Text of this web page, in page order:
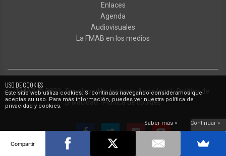
USO DE COOKIES
Este sitio web utiliza cookies. Si continúas navegando consideramos que
aceptas su uso. Para más información, puedes ver nuestra política de
privacidad y cookies.
Saber más » Continuar »
Enlaces
Agenda
Audiovisuales
La FMAB en los medios
FMAB© 2023·Developed byIxotype·Aviso legal·Política de
privacidad·Política de cookies
Compartir